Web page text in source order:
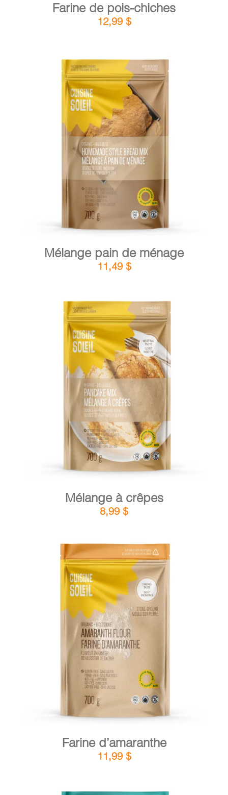
Farine de pois-chiches
12,99 $
AJOUTER AU PANIER / DÉTAILS
Mélange pain de ménage
11,49 $
AJOUTER AU PANIER
Mélange à crêpes
8,99 $
AJOUTER AU PANIER /
Farine d’amaranthe
11,99 $